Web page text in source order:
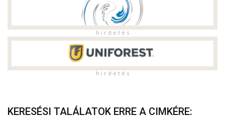
h i r d e t é s
h i r d e t é s
KERESÉSI TALÁLATOK ERRE A CIMKÉRE: